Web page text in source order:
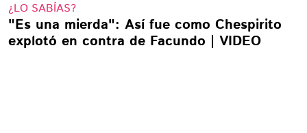
¿LO SABÍAS?
"Es una mierda": Así fue como Chespirito
explotó en contra de Facundo | VIDEO